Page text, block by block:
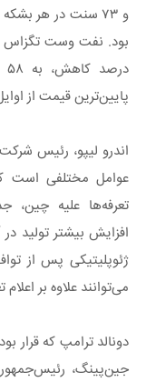
و ۷۳ سنت در هر
پایین‌ترین قیمت از
اندرو لیپو، رئیس
عوامل مختلفی است
تعرفه‌ها علیه چین،
افزایش بیشتر تولید
ژئوپلیتیکی پس از
می‌توانند علاوه بر
دونالد ترامپ که قرار
جین‌پینگ،